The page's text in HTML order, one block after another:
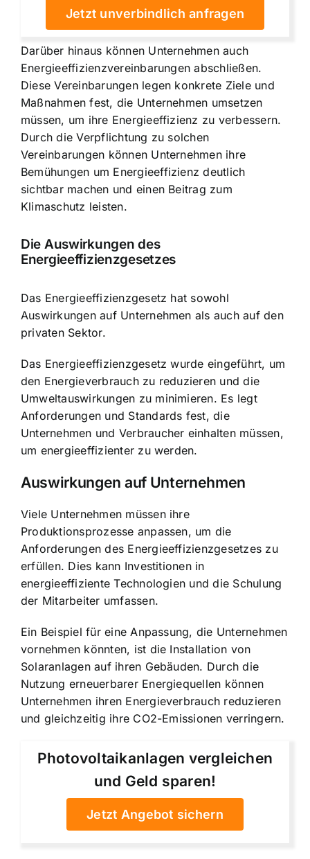
Jetzt unverbindlich anfragen
Darüber hinaus können Unternehmen auch
Energieeffizienzvereinbarungen abschließen.
Diese Vereinbarungen legen konkrete Ziele und
Maßnahmen fest, die Unternehmen umsetzen
müssen, um ihre Energieeffizienz zu verbessern.
Durch die Verpflichtung zu solchen
Vereinbarungen können Unternehmen ihre
Bemühungen um Energieeffizienz deutlich
sichtbar machen und einen Beitrag zum
Klimaschutz leisten.
Die Auswirkungen des
Energieeffizienzgesetzes
Das Energieeffizienzgesetz hat sowohl
Auswirkungen auf Unternehmen als auch auf den
privaten Sektor.
Das Energieeffizienzgesetz wurde eingeführt, um
den Energieverbrauch zu reduzieren und die
Umweltauswirkungen zu minimieren. Es legt
Anforderungen und Standards fest, die
Unternehmen und Verbraucher einhalten müssen,
um energieeffizienter zu werden.
Auswirkungen auf Unternehmen
Viele Unternehmen müssen ihre
Produktionsprozesse anpassen, um die
Anforderungen des Energieeffizienzgesetzes zu
erfüllen. Dies kann Investitionen in
energieeffiziente Technologien und die Schulung
der Mitarbeiter umfassen.
Ein Beispiel für eine Anpassung, die Unternehmen
vornehmen könnten, ist die Installation von
Solaranlagen auf ihren Gebäuden. Durch die
Nutzung erneuerbarer Energiequellen können
Unternehmen ihren Energieverbrauch reduzieren
und gleichzeitig ihre CO2-Emissionen verringern.
Photovoltaikanlagen vergleichen
und Geld sparen!
Jetzt Angebot sichern